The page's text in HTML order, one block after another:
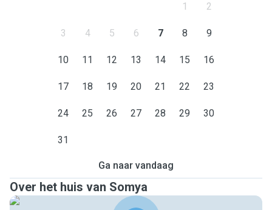
1 2
3 4 5 6 7 8 9
10 11 12 13 14 15 16
17 18 19 20 21 22 23
24 25 26 27 28 29 30
31
Ga naar vandaag
Over het huis van Somya